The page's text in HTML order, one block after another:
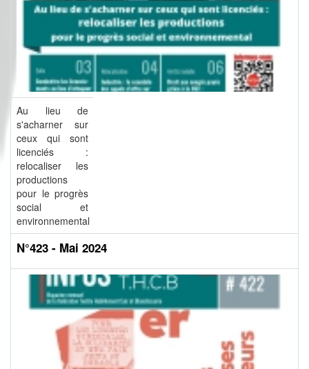
Au lieu de
s'acharner sur
ceux qui sont
licenciés :
relocaliser les
productions
pour le progrès
social et
environnemental
N°423 - Mai 2024